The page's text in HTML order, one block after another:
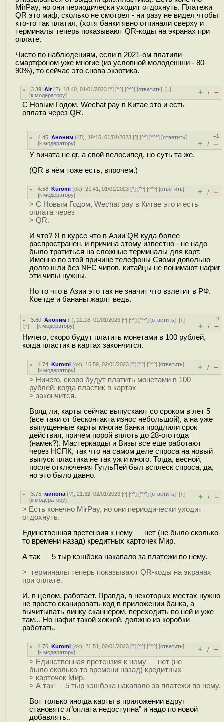
MirPay, но они периодически уходит отдохнуть. Платежи
QR это миф, сколько не смотрел - ни разу не видел чтобы
кто-то так платил, (хотя банки явно отпинали сверху и
терминалы теперь показывают QR-коды на экранах при
оплате.
Чисто по наблюдениям, если в 2021-ом платили
смартфоном уже многие (из условной молодешши - 80-
90%), то сейчас это снова экзотика.
3.39 ,Air(?), 18:40, 01/01/2023 [^] [^^] [^^^] [ответить][↓]
[к модератору] + / –
С Новым Годом, Wechat pay в Китае это и есть
оплата через QR.
4.45 ,Аноним (45), 19:15, 01/01/2023 [^] [^^] [^^^] [ответить]
[к модератору]
–1
+ / –
У вичата не qr, a свой велосипед, но суть та же.
(QR в нём тоже есть, впрочем.)
4.58 ,Kuromi (ok), 21:41, 01/01/2023 [^] [^^] [^^^] [ответить]
[к модератору] + / –
> С Новым Годом, Wechat pay в Китае это и есть
оплата через
> QR.
И что? Я в курсе что в Азии QR куда более
распространен, и причина этому известно - не надо
было тратиться на сложные терминалы для карт.
Именно по этой причине телефоны Сяоми довольно
долго шли без NFC чипов, китайцы не понимают нафиг
эти чипы нужны.
Но то что в Азии это так не значит что взлетит в РФ.
Кое где и бананы жарят ведь.
3.60 ,Аноним (-), 22:18, 01/01/2023 [^] [^^] [^^^] [ответить][↓]
[↑] [к модератору]
–1
+ / –
Ничего, скоро будут платить монетами в 100 рублей,
когда пластик в картах закончится.
4.74 ,Kuromi (ok), 16:59, 02/01/2023 [^] [^^] [^^^] [ответить]
[к модератору] + / –
> Ничего, скоро будут платить монетами в 100
рублей, когда пластик в картах
> закончится.
Вряд ли, карты сейчас выпускают со сроком в лет 5
(все таки от бесконтакта износ небольшой), а на уже
выпущенные карты многие банки продлили срок
действия, причем порой вплоть до 28-ого года
(намек?). Мастеркарды и Визы все еще работают
через НСПК, так что на самом деле спроса на новый
выпуск пластика не так уж и много. Тогда, весной,
после отключения ГугльПей был всплеск спроса, да,
но это было давно.
3.75 ,минона (?), 21:32, 02/01/2023 [^] [^^] [^^^] [ответить][↑]
[к модератору] + / –
> Есть конечно MirPay, но они периодически уходит
отдохнуть.
Единственная претензия к нему — нет (не было сколько-
то времени назад) кредитных карточек Мир.
А так — 5 тыр кэшбэка накапало за платежи по нему.
> терминалы теперь показывают QR-коды на экранах
при оплате.
И, в целом, работает. Правда, в некоторых местах нужно
не просто сканировать код в приложении банка, а
вычитывать линку сканнером, переходить по ней и уже
там... Но нафиг такой хоккей, должно из коробки
работать.
4.76 ,Kuromi (ok), 21:51, 02/01/2023 [^] [^^] [^^^] [ответить]
[к модератору] + / –
> Единственная претензия к нему — нет (не
было сколько-то времени назад) кредитных
> карточек Мир.
> А так — 5 тыр кэшбэка накапало за платежи по нему.
Вот только иногда карты в приложении вдруг
становятс я"оплата недоступна" и надо по новой
добавлять..